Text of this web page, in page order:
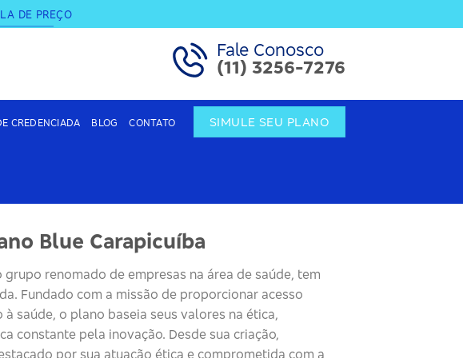
DE PREÇO
Fale Conosco
(11) 3256-7276
CREDENCIADA BLOG CONTATO SIMULE SEU PLANO
Blue Carapicuíba
grupo renomado de empresas na área de saúde, tem
Fundado com a missão de proporcionar acesso
saúde, o plano baseia seus valores na ética,
constante pela inovação. Desde sua criação,
por sua atuação ética e comprometida com a